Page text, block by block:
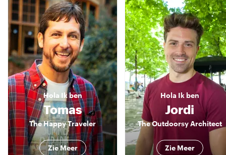
Hola Ik ben
Tomas
The Happy Traveler
Zie Meer
Hola Ik ben
Jordi
The Outdoorsy Architect
Zie Meer